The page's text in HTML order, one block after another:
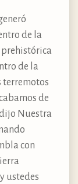
de la
de la
terremotos
de
dijo Nuestra
con
ustedes